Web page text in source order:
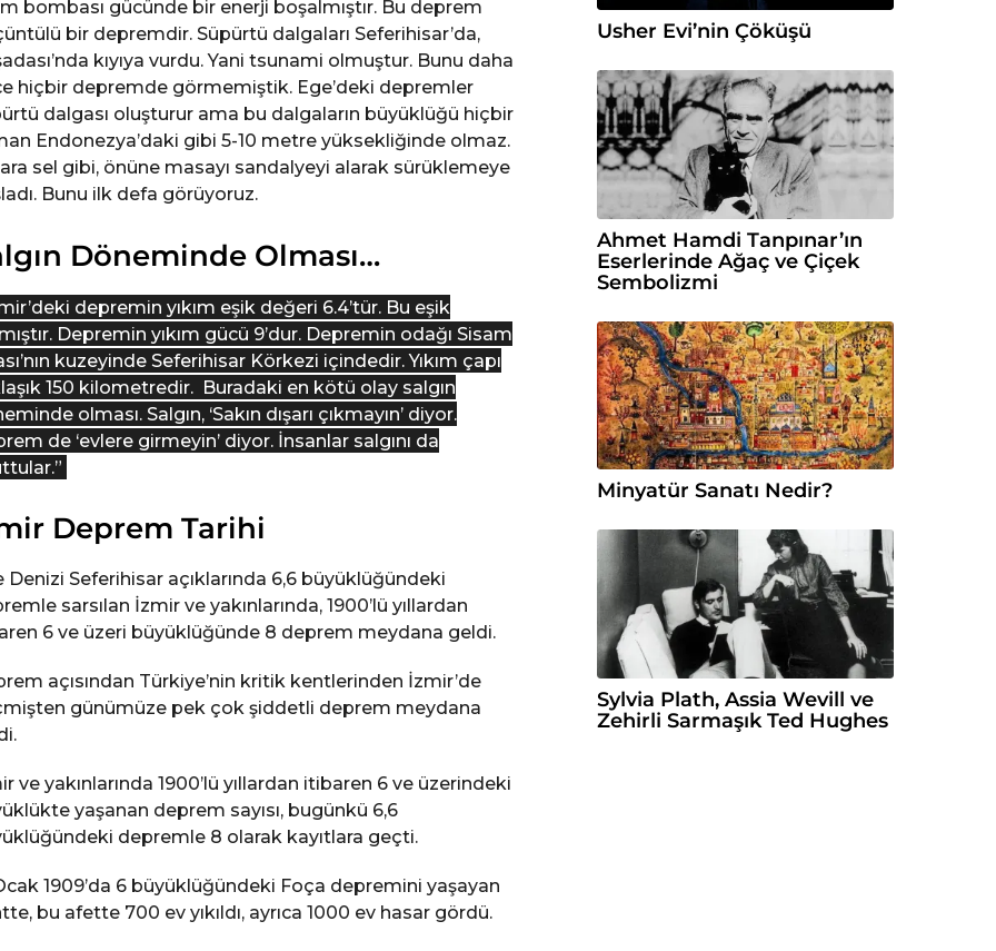
bombası gücünde bir enerji boşalmıştır. Bu deprem
bir depremdir. Süpürtü dalgaları Seferihisar’da,
kıyıya vurdu. Yani tsunami olmuştur. Bunu daha
hiçbir depremde görmemiştik. Ege’deki depremler
dalgası oluşturur ama bu dalgaların büyüklüğü hiçbir
Endonezya’daki gibi 5-10 metre yüksekliğinde olmaz.
sel gibi, önüne masayı sandalyeyi alarak sürüklemeye
Bunu ilk defa görüyoruz.
Döneminde Olması…
depremin yıkım eşik değeri 6.4’tür. Bu eşik
Depremin yıkım gücü 9’dur. Depremin odağı Sisam
kuzeyinde Seferihisar Körkezi içindedir. Yıkım çapı
150 kilometredir. Buradaki en kötü olay salgın
olması. Salgın, ‘Sakın dışarı çıkmayın’ diyor.
de ‘evlere girmeyin’ diyor. İnsanlar salgını da
Deprem Tarihi
Denizi Seferihisar açıklarında 6,6 büyüklüğündeki
sarsılan İzmir ve yakınlarında, 1900’lü yıllardan
6 ve üzeri büyüklüğünde 8 deprem meydana geldi.
açısından Türkiye’nin kritik kentlerinden İzmir’de
günümüze pek çok şiddetli deprem meydana
ve yakınlarında 1900’lü yıllardan itibaren 6 ve üzerindeki
yaşanan deprem sayısı, bugünkü 6,6
depremle 8 olarak kayıtlara geçti.
1909’da 6 büyüklüğündeki Foça depremini yaşayan
bu afette 700 ev yıkıldı, ayrıca 1000 ev hasar gördü.
Usher Evi’nin Çöküşü
Ahmet Hamdi Tanpınar’ın
Eserlerinde Ağaç ve Çiçek
Sembolizmi
Minyatür Sanatı Nedir?
Sylvia Plath, Assia Wevill ve
Zehirli Sarmaşık Ted Hughes